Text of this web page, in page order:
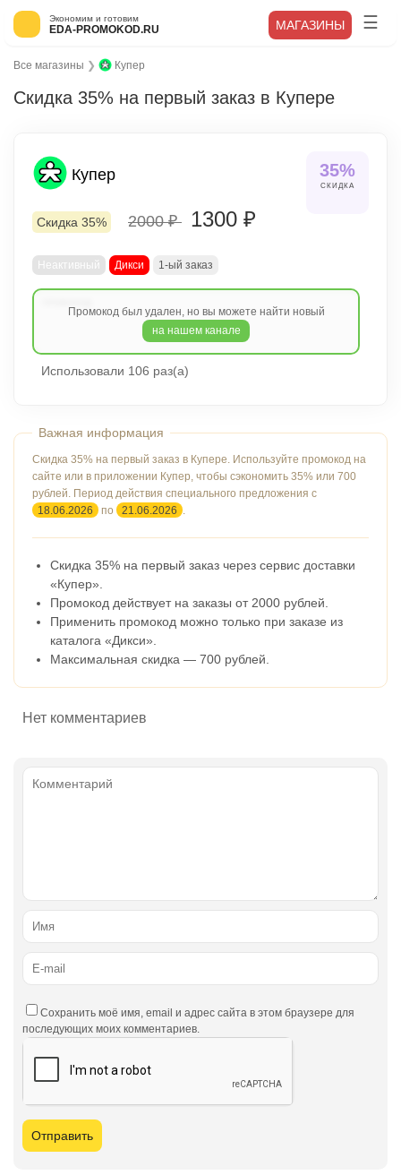
Экономим и готовим
EDA-PROMOKOD.RU МАГАЗИНЫ
Все магазины ❯ Купер
Скидка 35% на первый заказ в Купере
Купер 35%
СКИДКА
Скидка 35% 2000 ₽ 1300 ₽
Неактивный Дикси 1-ый заказ
Промокод был удален, но вы можете найти новый
на нашем канале
Использовали 106 раз(а)
Скидка 35% на первый заказ в Купере. Используйте промокод на
сайте или в приложении Купер, чтобы сэкономить 35% или 700
рублей. Период действия специального предложения с
18.06.2026
по 21.06.2026 .
Скидка 35% на первый заказ через сервис доставки
«Купер».
Промокод действует на заказы от 2000 рублей.
Применить промокод можно только при заказе из
каталога «Дикси».
Максимальная скидка — 700 рублей.
Нет комментариев
Сохранить моё имя, email и адрес сайта в этом браузере для
последующих моих комментариев.